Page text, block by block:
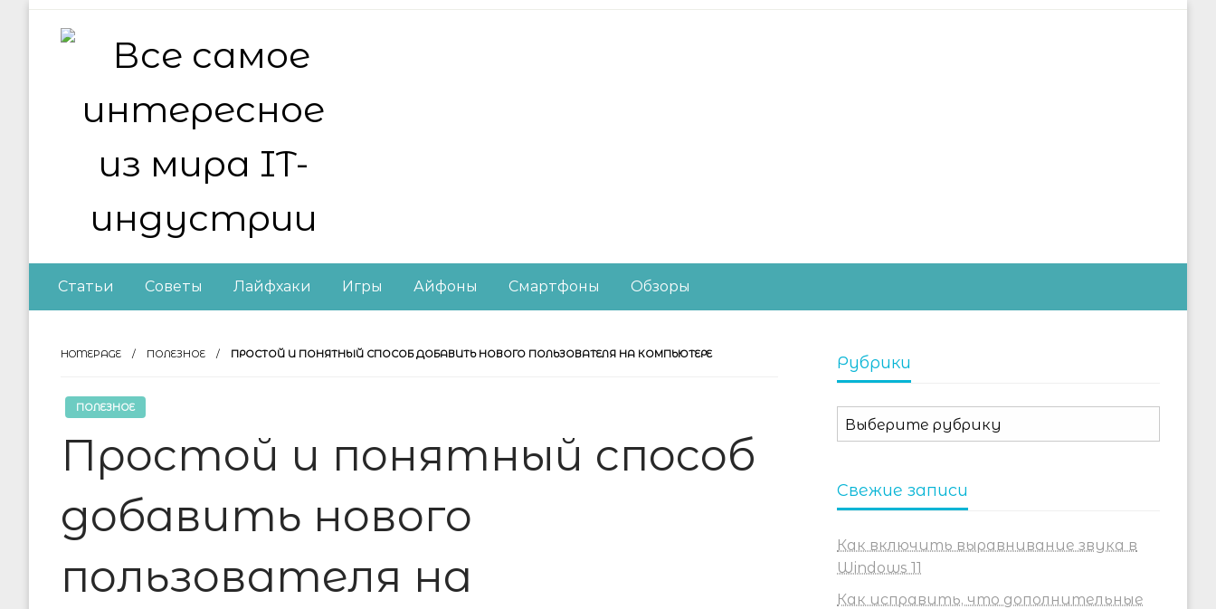
Skip
Все самое интересное из мира IT-индустрии
Статьи Советы Лайфхаки Игры Айфоны Смартфоны Обзоры
HOMEPAGE ПОЛЕЗНОЕ ПРОСТОЙ И ПОНЯТНЫЙ СПОСОБ ДОБАВИТЬ НОВОГО ПОЛЬЗОВАТЕЛЯ НА КОМПЬЮТЕРЕ
ПОЛЕЗНОЕ
Простой и понятный способ
добавить нового
пользователя на
Рубрики
Рубрики
Свежие записи
Как включить выравнивание звука в
Windows 11
Как исправить, что дополнительные